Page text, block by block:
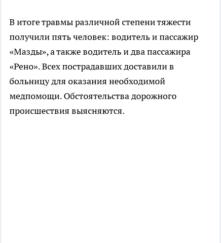
В итоге травмы различной степени тяжести
получили пять человек: водитель и пассажир
«Мазды», а также водитель и два пассажира
«Рено». Всех пострадавших доставили в
больницу для оказания необходимой
медпомощи. Обстоятельства дорожного
происшествия выясняются.